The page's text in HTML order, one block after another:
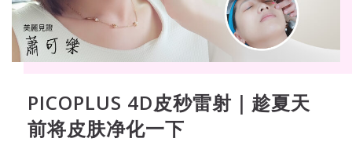
PICOPLUS 4D皮秒雷射｜趁夏天
前将皮肤净化一下